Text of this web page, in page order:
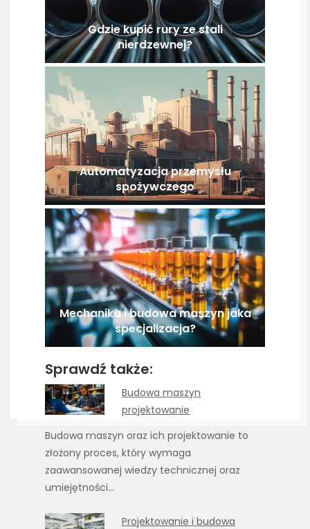
Gdzie kupić rury ze stali
nierdzewnej?
Automatyzacja przemysłu
spożywczego
Mechanika i budowa maszyn jaka
specjalizacja?
Sprawdź także:
Budowa maszyn
projektowanie
Budowa maszyn oraz ich projektowanie to
złożony proces, który wymaga
zaawansowanej wiedzy technicznej oraz
umiejętności…
Projektowanie i budowa